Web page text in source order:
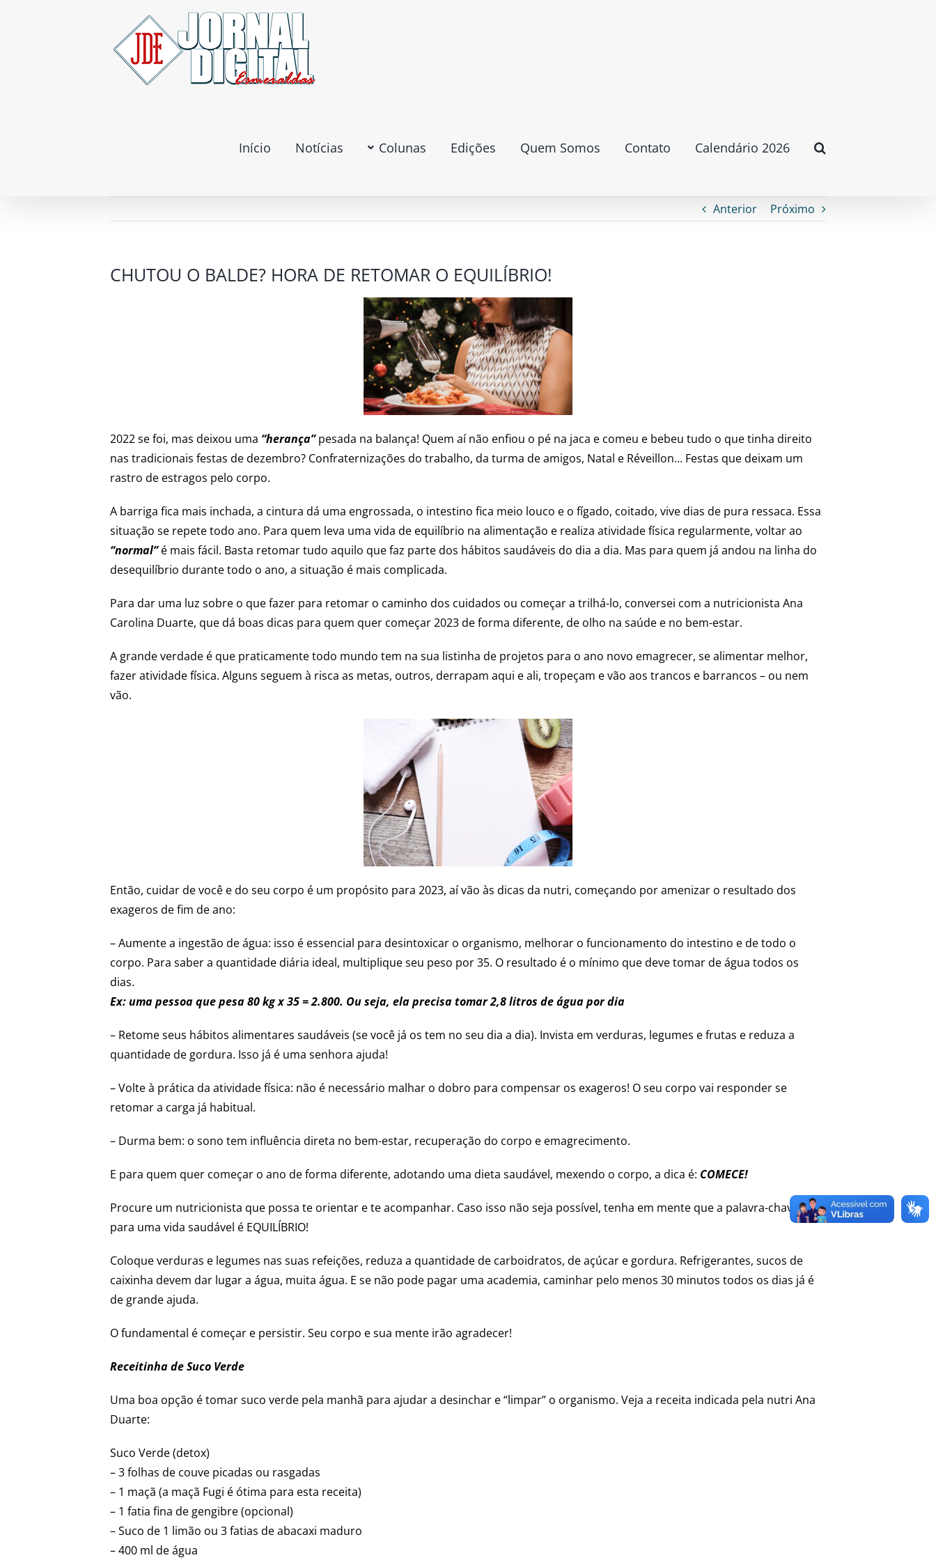
Início Notícias Colunas Edições Quem Somos Contato Calendário 2026
Anterior Próximo
CHUTOU O BALDE? HORA DE RETOMAR O EQUILÍBRIO!
2022 se foi, mas deixou uma “herança”pesada na balança! Quem aí não enfiou o pé na jaca e comeu e bebeu tudo o que tinha direito
nas tradicionais festas de dezembro? Confraternizações do trabalho, da turma de amigos, Natal e Réveillon… Festas que deixam um
rastro de estragos pelo corpo.
A barriga fica mais inchada, a cintura dá uma engrossada, o intestino fica meio louco e o fígado, coitado, vive dias de pura ressaca. Essa
situação se repete todo ano. Para quem leva uma vida de equilíbrio na alimentação e realiza atividade física regularmente, voltar ao
“normal”é mais fácil. Basta retomar tudo aquilo que faz parte dos hábitos saudáveis do dia a dia. Mas para quem já andou na linha do
desequilíbrio durante todo o ano, a situação é mais complicada.
Para dar uma luz sobre o que fazer para retomar o caminho dos cuidados ou começar a trilhá-lo, conversei com a nutricionista Ana
Carolina Duarte, que dá boas dicas para quem quer começar 2023 de forma diferente, de olho na saúde e no bem-estar.
A grande verdade é que praticamente todo mundo tem na sua listinha de projetos para o ano novo emagrecer, se alimentar melhor,
fazer atividade física. Alguns seguem à risca as metas, outros, derrapam aqui e ali, tropeçam e vão aos trancos e barrancos – ou nem
vão.
Então, cuidar de você e do seu corpo é um propósito para 2023, aí vão às dicas da nutri, começando por amenizar o resultado dos
exageros de fim de ano:
– Aumente a ingestão de água: isso é essencial para desintoxicar o organismo, melhorar o funcionamento do intestino e de todo o
corpo. Para saber a quantidade diária ideal, multiplique seu peso por 35. O resultado é o mínimo que deve tomar de água todos os
dias.
Ex: uma pessoa que pesa 80 kg x 35 = 2.800. Ou seja, ela precisa tomar 2,8 litros de água por dia
– Retome seus hábitos alimentares saudáveis (se você já os tem no seu dia a dia). Invista em verduras, legumes e frutas e reduza a
quantidade de gordura. Isso já é uma senhora ajuda!
– Volte à prática da atividade física: não é necessário malhar o dobro para compensar os exageros! O seu corpo vai responder se
retomar a carga já habitual.
– Durma bem: o sono tem influência direta no bem-estar, recuperação do corpo e emagrecimento.
E para quem quer começar o ano de forma diferente, adotando uma dieta saudável, mexendo o corpo, a dica é: COMECE!
Procure um nutricionista que possa te orientar e te acompanhar. Caso isso não seja possível, tenha em mente que a palavra-chave
para uma vida saudável é EQUILÍBRIO!
Coloque verduras e legumes nas suas refeições, reduza a quantidade de carboidratos, de açúcar e gordura. Refrigerantes, sucos de
caixinha devem dar lugar a água, muita água. E se não pode pagar uma academia, caminhar pelo menos 30 minutos todos os dias já é
de grande ajuda.
O fundamental é começar e persistir. Seu corpo e sua mente irão agradecer!
Receitinha de Suco Verde
Uma boa opção é tomar suco verde pela manhã para ajudar a desinchar e “limpar” o organismo. Veja a receita indicada pela nutri Ana
Duarte:
Suco Verde (detox)
– 3 folhas de couve picadas ou rasgadas
– 1 maçã (a maçã Fugi é ótima para esta receita)
– 1 fatia fina de gengibre (opcional)
– Suco de 1 limão ou 3 fatias de abacaxi maduro
– 400 ml de água